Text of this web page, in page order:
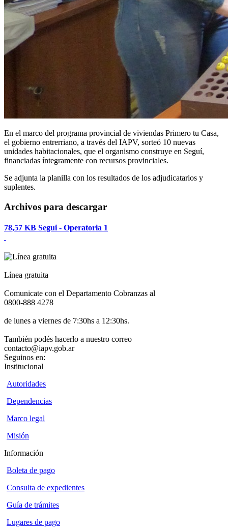
En el marco del programa provincial de viviendas Primero tu Casa,
el gobierno entrerriano, a través del IAPV, sorteó 10 nuevas
unidades habitacionales, que el organismo construye en Seguí,
financiadas íntegramente con recursos provinciales.
Se adjunta la planilla con los resultados de los adjudicatarios y
suplentes.
Archivos para descargar
78,57 KB Segui - Operatoria 1
Línea gratuita
Comunicate con el Departamento Cobranzas al
0800-888 4278
de lunes a viernes de 7:30hs a 12:30hs.
También podés hacerlo a nuestro correo
contacto@iapv.gob.ar
Seguinos en:
Institucional
Autoridades
Dependencias
Marco legal
Misión
Información
Boleta de pago
Consulta de expedientes
Guía de trámites
Lugares de pago